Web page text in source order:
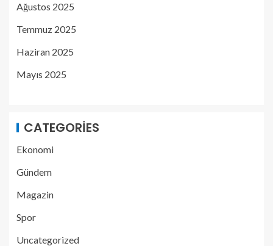
Ağustos 2025
Temmuz 2025
Haziran 2025
Mayıs 2025
CATEGORIES
Ekonomi
Gündem
Magazin
Spor
Uncategorized